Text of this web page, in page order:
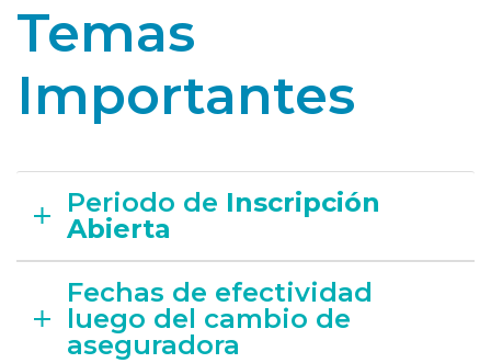
Temas
Importantes
Periodo de Inscripción
Abierta
Fechas de efectividad
luego del cambio de
aseguradora